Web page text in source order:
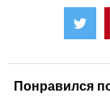
Понравился